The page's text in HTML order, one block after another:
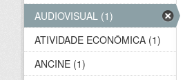
AUDIOVISUAL (1)
ATIVIDADE ECONÔMICA (1)
ANCINE (1)